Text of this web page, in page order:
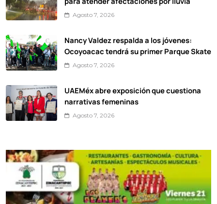
Agosto 7, 2026
Nancy Valdez respalda a los jóvenes:
Ocoyoacac tendrá su primer Parque Skate
Agosto 7, 2026
UAEMéx abre exposición que cuestiona
narrativas femeninas
Agosto 7, 2026